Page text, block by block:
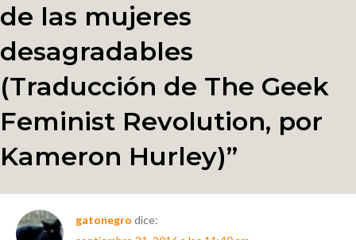
Geek
Feminist
Revolution,
por
Kameron
Hurley)
de las mujeres
desagradables
(Traducción de The Geek
Feminist Revolution, por
Kameron Hurley)”
gatonegro dice: